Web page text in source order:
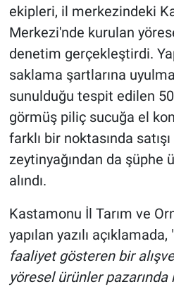
ekipleri, il merkezindeki
Merkezi'nde kurulan
denetim gerçekleştirdi.
saklama şartlarına
sunulduğu tespit edilen
görmüş piliç sucuğa el
farklı bir noktasında satışı
zeytinyağından da şüphe
alındı.
Kastamonu İl Tarım ve
yapılan yazılı açıklamada,
faaliyet gösteren bir
yöresel ürünler